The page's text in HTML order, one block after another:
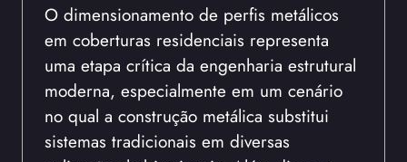
O dimensionamento de perfis metálicos
em coberturas residenciais representa
uma etapa crítica da engenharia estrutural
moderna, especialmente em um cenário
no qual a construção metálica substitui
sistemas tradicionais em diversas